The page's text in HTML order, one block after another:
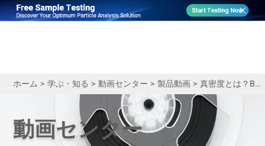
ホーム > 学ぶ・知る > 動画センター > 製品動画> 真密度とは？BetterPyc 380の基本原理
動画センター